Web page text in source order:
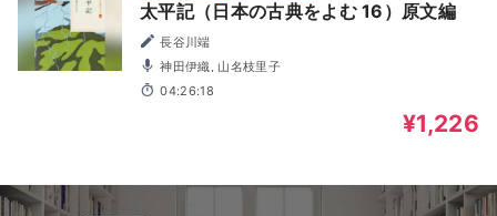
太平記（日本の古典をよむ 16）原文編
長谷川端
神田伊織, 山名枝里子
04:26:18
¥1,226